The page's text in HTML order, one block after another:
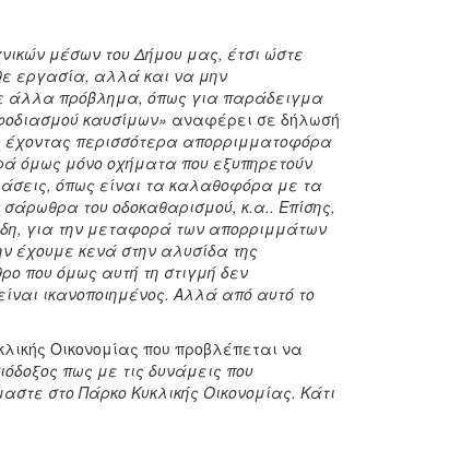
μέσων του Δήμου μας, έτσι ώστε
εργασία, αλλά και να μην
άλλα πρόβλημα, όπως για παράδειγμα
καυσίμων» αναφέρει σε δήλωσή
περισσότερα απορριμματοφόρα
όμως μόνο οχήματα που εξυπηρετούν
όπως είναι τα καλαθοφόρα με τα
του οδοκαθαρισμού, κ.α.. Επίσης,
για την μεταφορά των απορριμμάτων
έχουμε κενά στην αλυσίδα της
που όμως αυτή τη στιγμή δεν
ικανοποιημένος. Αλλά από αυτό το
Οικονομίας που προβλέπεται να
πως με τις δυνάμεις που
στο Πάρκο Κυκλικής Οικονομίας. Κάτι